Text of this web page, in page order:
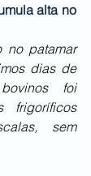
alta no
no patamar
dias de
foi
frigoríficos
sem